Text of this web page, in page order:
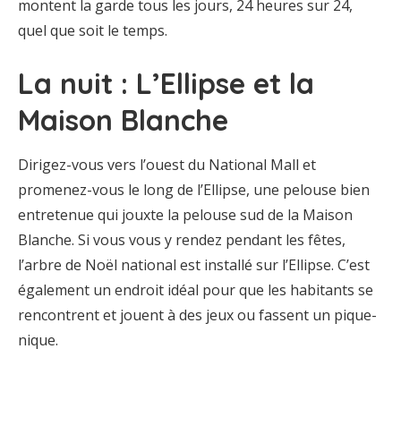
montent la garde tous les jours, 24 heures sur 24,
quel que soit le temps.
La nuit : L’Ellipse et la
Maison Blanche
Dirigez-vous vers l’ouest du National Mall et
promenez-vous le long de l’Ellipse, une pelouse bien
entretenue qui jouxte la pelouse sud de la Maison
Blanche. Si vous vous y rendez pendant les fêtes,
l’arbre de Noël national est installé sur l’Ellipse. C’est
également un endroit idéal pour que les habitants se
rencontrent et jouent à des jeux ou fassent un pique-
nique.